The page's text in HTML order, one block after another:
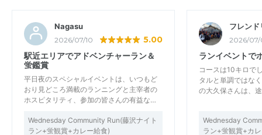
Nagasu
2026/07/10 5.00
駅近エリアでアドベンチャーラン＆
蛍鑑賞
平日夜のスペシャルイベントは、いつもど
おり見どころ満載のランニングと主宰者の
ホスピタリティ、参加の皆さんの有益な…
Wednesday Community Run(藤沢ナイト
ラン+蛍観賞+カレー給食)
フレン
2026/
ランイベントで
コースは10キロで
タルと単調ではな
の大久保さんは、
Wednesday
ラン+蛍観賞+カ